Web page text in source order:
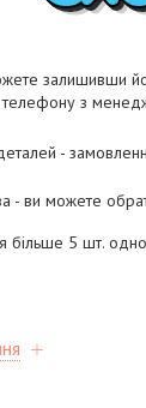
залишивши
з
-
- ви можете
більше 5 шт.